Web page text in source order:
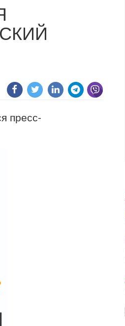
пресс-